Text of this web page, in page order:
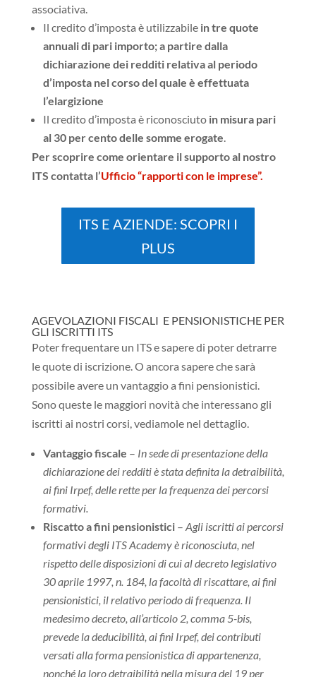
associativa.
Il credito d’imposta è utilizzabile in tre quote
annuali di pari importo; a partire dalla
dichiarazione dei redditi relativa al periodo
d’imposta nel corso del quale è effettuata
l’elargizione
Il credito d’imposta è riconosciuto in misura pari
al 30 per cento delle somme erogate.
Per scoprire come orientare il supporto al nostro
ITS contatta l’Ufficio “rapporti con le imprese”.
ITS E AZIENDE: SCOPRI I
PLUS
AGEVOLAZIONI FISCALI E PENSIONISTICHE PER
GLI ISCRITTI ITS
Poter frequentare un ITS e sapere di poter detrarre
le quote di iscrizione. O ancora sapere che sarà
possibile avere un vantaggio a fini pensionistici.
Sono queste le maggiori novità che interessano gli
iscritti ai nostri corsi, vediamole nel dettaglio.
Vantaggio fiscale – In sede di presentazione della
dichiarazione dei redditi è stata definita la detraibilità,
ai fini Irpef, delle rette per la frequenza dei percorsi
formativi.
Riscatto a fini pensionistici– Agli iscritti ai percorsi
formativi degli ITS Academy è riconosciuta, nel
rispetto delle disposizioni di cui al decreto legislativo
30 aprile 1997, n. 184, la facoltà di riscattare, ai fini
pensionistici, il relativo periodo di frequenza. Il
medesimo decreto, all’articolo 2, comma 5-bis,
prevede la deducibilità, ai fini Irpef, dei contributi
versati alla forma pensionistica di appartenenza,
nonché la loro detraibilità nella misura del 19 per